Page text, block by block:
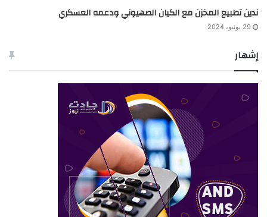
ندين تطبيع المخزن مع الكيان الصهيوني ودعمه العسكري
29 يونيو، 2024
إشهار